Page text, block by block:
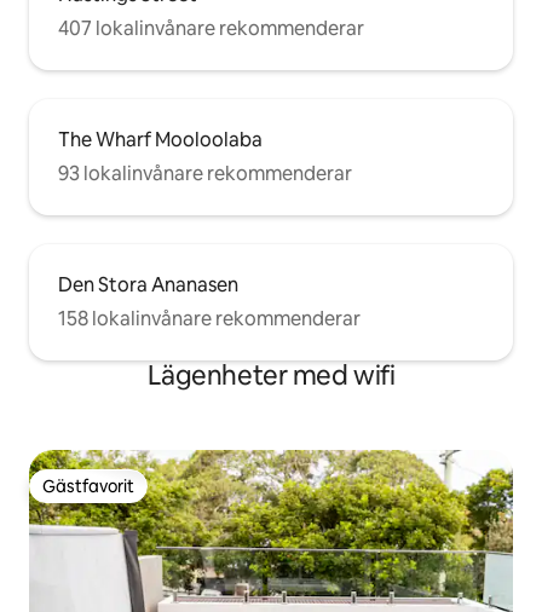
407 lokalinvånare rekommenderar
The Wharf Mooloolaba
93 lokalinvånare rekommenderar
Den Stora Ananasen
158 lokalinvånare rekommenderar
Lägenheter med wifi
Gästfavorit
Gästfavorit